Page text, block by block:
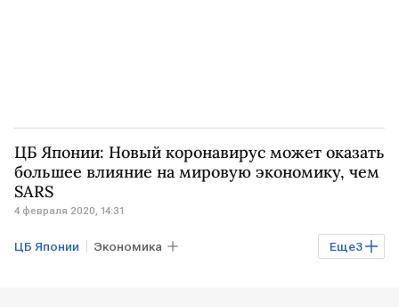
ЦБ Японии: Новый коронавирус может оказать
большее влияние на мировую экономику, чем
SARS
4 февраля 2020, 14:31
Еще3
ЦБ Японии Экономика